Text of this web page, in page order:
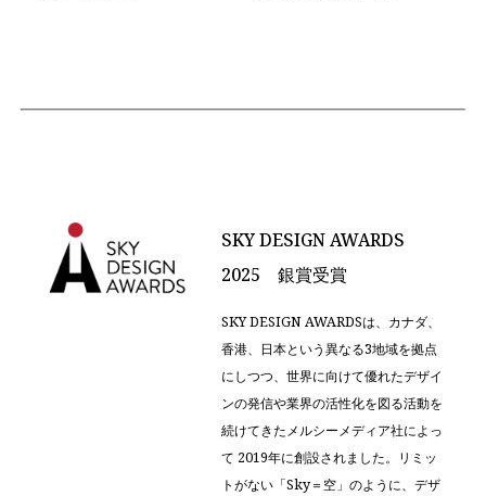
SKY DESIGN AWARDS
2025 銀賞受賞
SKY DESIGN AWARDSは、カナダ、
香港、日本という異なる3地域を拠点
にしつつ、世界に向けて優れたデザイ
ンの発信や業界の活性化を図る活動を
続けてきたメルシーメディア社によっ
て 2019年に創設されました。リミッ
トがない「Sky＝空」のように、デザ